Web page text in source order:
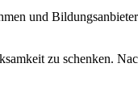
und
zu schenken.